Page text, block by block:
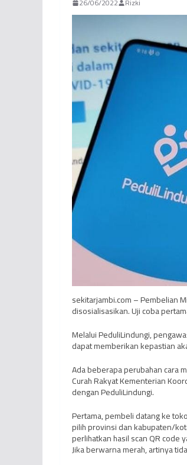
26/06/2022 Rizki
sekitarjambi.com – Pembelian
disosialisasikan. Uji coba
Melalui PeduliLindungi,
dapat memberikan kepastian
Ada beberapa perubahan cara
Curah Rakyat Kementerian
dengan PeduliLindungi.
Pertama, pembeli datang ke
pilih provinsi dan kabupaten/
perlihatkan hasil scan QR code
Jika berwarna merah, artinya